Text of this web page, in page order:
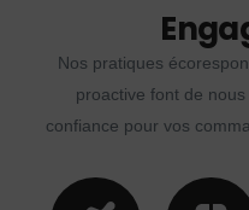
Nos pratiques
proactive font de
confiance pour vos